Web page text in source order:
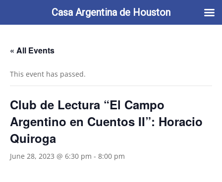
713-622-2212 info@casaargentina.org
« All Events
This event has passed.
Club de Lectura “El Campo
Argentino en Cuentos II”: Horacio
Quiroga
June 28, 2023 @ 6:30 pm - 8:00 pm
Casa Argentina de Houston